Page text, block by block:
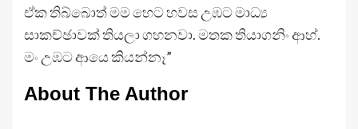
ඒක තිබ්බොත් මම හෙට හවස උඹට මාධ්‍ය
සාකච්ඡාවක් තියලා ගහනවා. මතක තියාගනිං ආහ්.
මං උඹට ආයෙ කියන්නෑ”
About The Author